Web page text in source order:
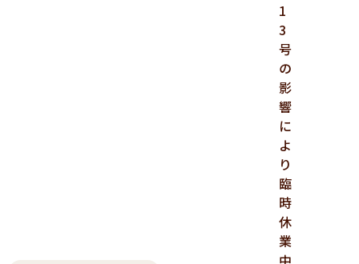
1
3
号
の
影
響
に
よ
り
臨
時
休
業
中